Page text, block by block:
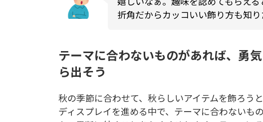
折角だからカッコいい飾り方も知り
テーマに合わないものがあれば、勇
ら出そう
秋の季節に合わせて、秋らしいアイテムを飾ろうと
ディスプレイを進める中で、テーマに合わないも